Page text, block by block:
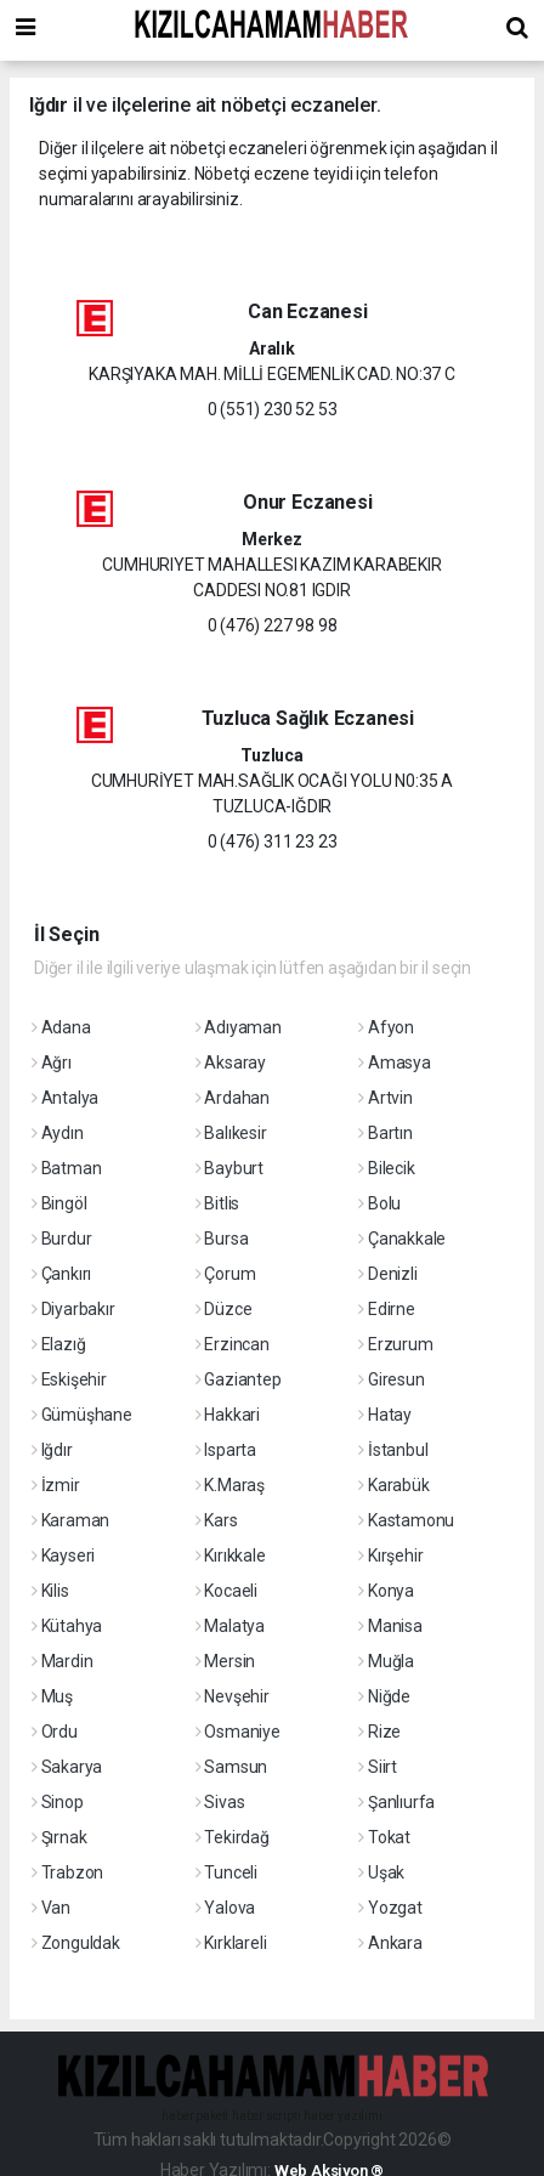
Iğdır il ve ilçelerine ait nöbetçi eczaneler.
Diğer il ilçelere ait nöbetçi eczaneleri öğrenmek için aşağıdan il
seçimi yapabilirsiniz. Nöbetçi eczene teyidi için telefon
numaralarını arayabilirsiniz.
Can Eczanesi
Aralık
KARŞIYAKA MAH. MİLLİ EGEMENLİK CAD. NO:37 C
0 (551) 230 52 53
Onur Eczanesi
Merkez
CUMHURIYET MAHALLESI KAZIM KARABEKIR
CADDESI NO.81 IGDIR
0 (476) 227 98 98
Tuzluca Sağlık Eczanesi
Tuzluca
CUMHURİYET MAH.SAĞLIK OCAĞI YOLU N0:35 A
TUZLUCA-IĞDIR
0 (476) 311 23 23
İl Seçin
Diğer il ile ilgili veriye ulaşmak için lütfen aşağıdan bir il seçin
Adana Adıyaman
Afyon
Ağrı
Aksaray
Amasya
Antalya
Ardahan
Artvin
Aydın
Balıkesir
Bartın
Batman
Bayburt
Bilecik
Bingöl
Bitlis
Bolu
Burdur
Bursa
Çanakkale
Çankırı
Çorum
Denizli
Diyarbakır
Düzce
Edirne
Elazığ
Erzincan
Erzurum
Eskişehir
Gaziantep
Giresun
Gümüşhane
Hakkari
Hatay
Iğdır
Isparta
İstanbul
İzmir
K.Maraş
Karabük
Karaman
Kars
Kastamonu
Kayseri
Kırıkkale
Kırşehir
Kilis
Kocaeli
Konya
Kütahya
Malatya
Manisa
Mardin
Mersin
Muğla
Muş
Nevşehir
Niğde
Ordu
Osmaniye
Rize
Sakarya
Samsun
Siirt
Sinop
Sivas
Şanlıurfa
Şırnak
Tekirdağ
Tokat
Trabzon
Tunceli
Uşak
Van
Yalova
Yozgat
Zonguldak
Kırklareli Ankara
Tüm hakları saklı tutulmaktadır.Copyright 2026©
Haber Yazılımı: Web Aksiyon ®